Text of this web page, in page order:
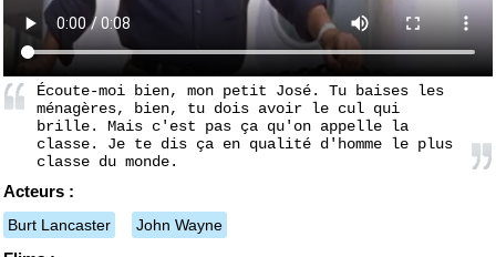
Écoute-moi bien, mon petit José. Tu baises les
ménagères, bien, tu dois avoir le cul qui
brille. Mais c'est pas ça qu'on appelle la
classe. Je te dis ça en qualité d'homme le plus
classe du monde.
Acteurs :
Burt Lancaster John Wayne